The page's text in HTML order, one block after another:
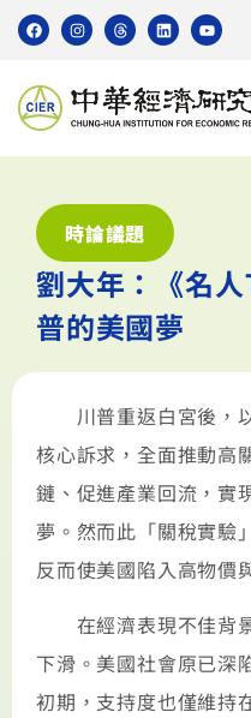
時論議題
劉大年：《名
普的美國夢
川普重返白宮後，
核心訴求，全面推動高
鏈、促進產業回流，實
夢。然而此「關稅實驗
反而使美國陷入高物價
在經濟表現不佳背
下滑。美國社會原已深
初期，支持度也僅維持